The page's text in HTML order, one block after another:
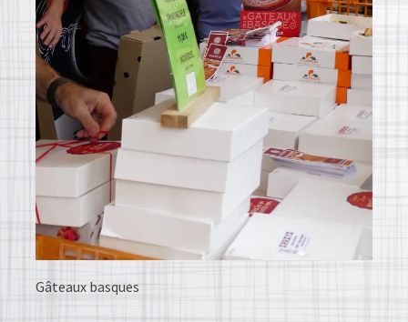
Gâteaux basques